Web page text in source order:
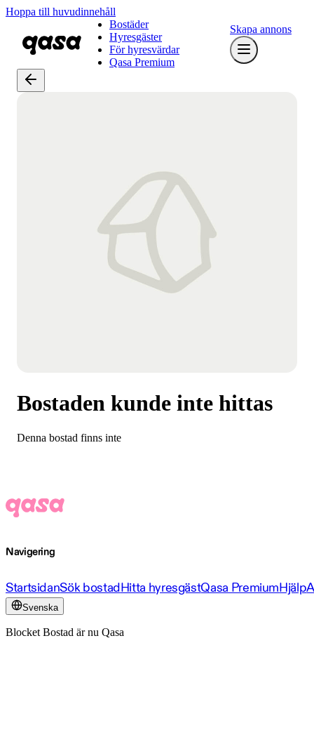
Hoppa till huvudinnehåll
Bostäder
Hyresgäster
För hyresvärdar
Qasa Premium
Skapa annons
Bostaden kunde inte hittas
Denna bostad finns inte
Navigering
StartsidanSök bostadHitta hyresgästQasa PremiumHjälp
Svenska
Blocket Bostad är nu Qasa